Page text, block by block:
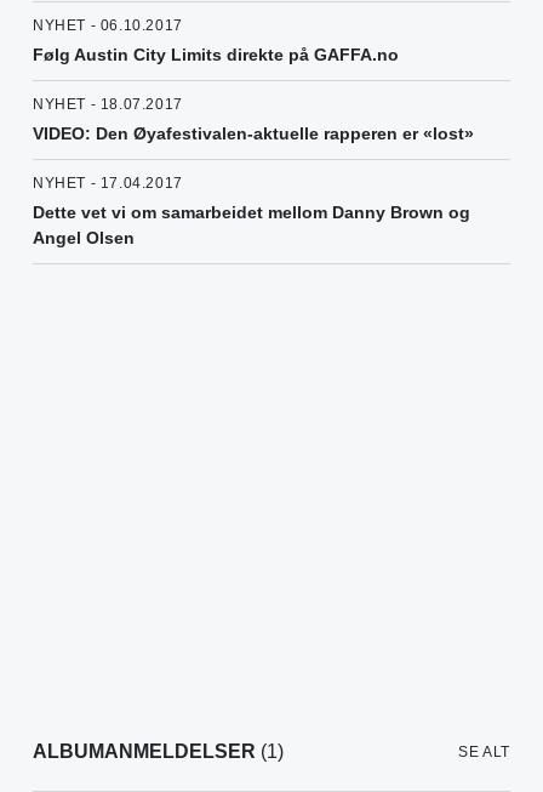
NYHET - 06.10.2017
Følg Austin City Limits direkte på GAFFA.no
NYHET - 18.07.2017
VIDEO: Den Øyafestivalen-aktuelle rapperen er «lost»
NYHET - 17.04.2017
Dette vet vi om samarbeidet mellom Danny Brown og
Angel Olsen
ALBUMANMELDELSER (1) SE ALT